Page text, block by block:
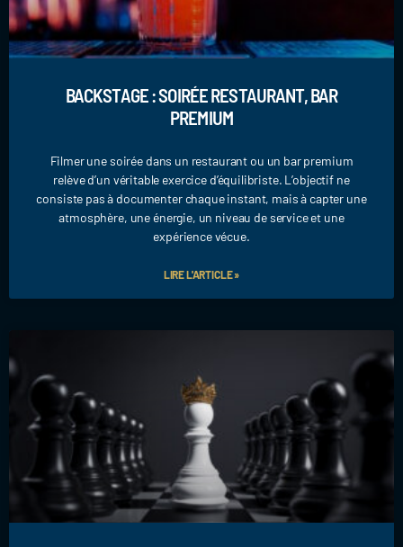
BACKSTAGE : SOIRÉE RESTAURANT, BAR
PREMIUM
Filmer une soirée dans un restaurant ou un bar premium
relève d’un véritable exercice d’équilibriste. L’objectif ne
consiste pas à documenter chaque instant, mais à capter une
atmosphère, une énergie, un niveau de service et une
expérience vécue.
LIRE L'ARTICLE »